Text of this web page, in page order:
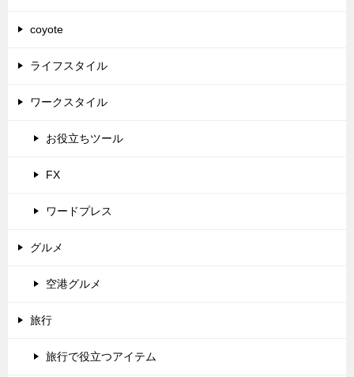
coyote
ライフスタイル
ワークスタイル
お役立ちツール
FX
ワードプレス
グルメ
空港グルメ
旅行
旅行で役立つアイテム